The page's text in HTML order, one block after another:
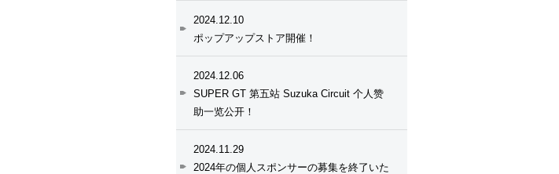
2024.12.10
ポップアップストア開催！
2024.12.06
SUPER GT 第五站 Suzuka Circuit 个人赞
助一览公开！
2024.11.29
2024年の個人スポンサーの募集を終了いた